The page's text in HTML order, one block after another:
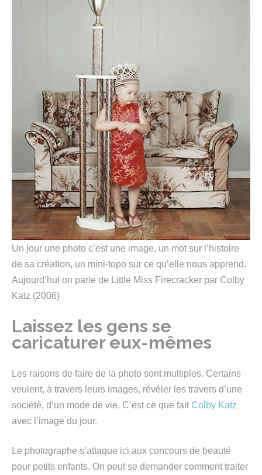
Un jour une photo c’est une image, un mot sur l’histoire
de sa création, un mini-topo sur ce qu’elle nous apprend.
Aujourd’hui on parle de Little Miss Firecracker par Colby
Katz (2006)
Laissez les gens se
caricaturer eux-mêmes
Les raisons de faire de la photo sont multiples. Certains
veulent, à travers leurs images, révéler les travers d’une
société, d’un mode de vie. C’est ce que fait Colby Katz
avec l’image du jour.
Le photographe s’attaque ici aux concours de beauté
pour petits enfants. On peut se demander comment traiter